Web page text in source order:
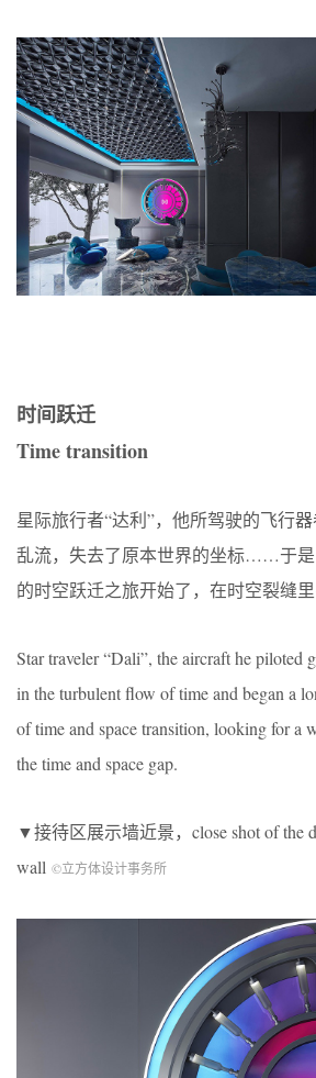
时间跃迁
Time transition
星际旅行者“达利”，他所驾驶的飞行
乱流，失去了原本世界的坐标……于
的时空跃迁之旅开始了，在时空裂缝里
Star traveler “Dali”, the aircraft he piloted
in the turbulent flow of time and began a
of time and space transition, looking for a
the time and space gap.
▼接待区展示墙近景，close shot of the
wall ©立方体设计事务所